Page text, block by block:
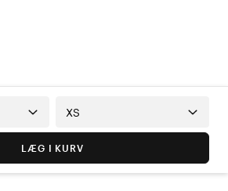
XS
LÆG I KURV